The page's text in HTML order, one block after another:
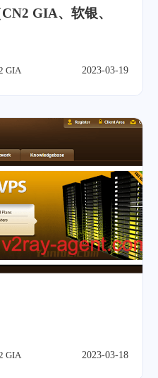
GIA、软银、
GIA 2023-03-19
GIA 2023-03-18